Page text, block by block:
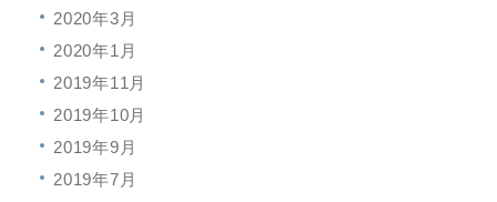
2020年3月
2020年1月
2019年11月
2019年10月
2019年9月
2019年7月